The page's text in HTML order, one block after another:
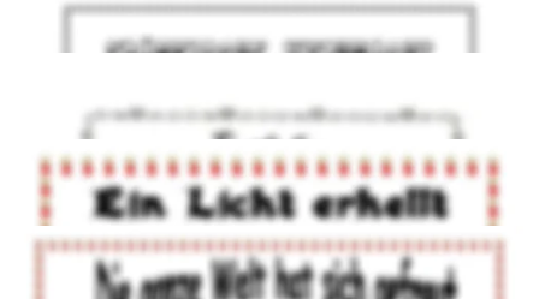
2008 - Ein Licht erhellt die Dunkelheit
2009 - Die ganze Welt hat sich gefreut
2010 - Nostalgische Weihnacht